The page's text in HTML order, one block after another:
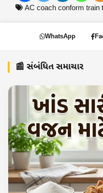
AC coach conform train
WhatsApp
📰 સંબંધિત સમાચાર